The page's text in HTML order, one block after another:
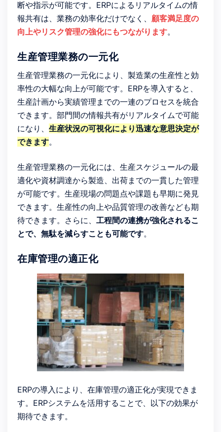
断や指示が可能です。ERPによるリアルタイムの情
報共有は、業務の効率化だけでなく、 顧客満足度の
向上やリスク管理の強化にもつながります。
生産管理業務の一元化
生産管理業務の一元化により、製造業の生産性と効
率性の大幅な向上が可能です。ERPを導入すると、
生産計画から実績管理までの一連のプロセスを統合
できます。部門間の情報共有がリアルタイムで可能
になり、 生産状況の可視化により迅速な意思決定が
できます。
生産管理業務の一元化には、生産スケジュールの最
適化や資材調達から製造、出荷までの一貫した管理
が可能です。生産現場の問題点や課題も早期に発見
できます。生産性の向上や品質管理の改善なども期
待できます。さらに、 工程間の連携が強化されるこ
とで、無駄を減らすことも可能です。
在庫管理の適正化
ERPの導入により、在庫管理の適正化が実現できま
す。ERPシステムを活用することで、以下の効果が
期待できます。